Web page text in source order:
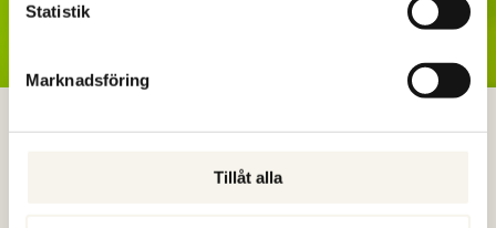
Statistik
Marknadsföring
Tillåt alla
CHEFSSTÖD
komplexitet, förändring och höga krav. Personligt,